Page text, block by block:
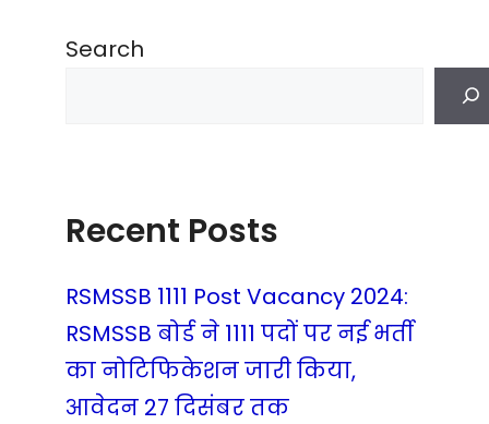
Search
Recent Posts
RSMSSB 1111 Post Vacancy 2024:
RSMSSB बोर्ड ने 1111 पदों पर नई भर्ती
का नोटिफिकेशन जारी किया,
आवेदन 27 दिसंबर तक